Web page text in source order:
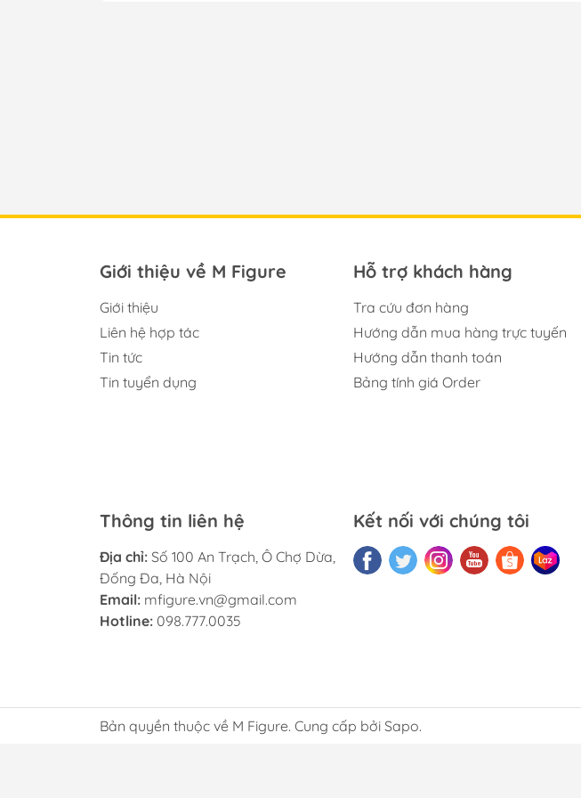
Giới thiệu về M Figure
Giới thiệu
Liên hệ hợp tác
Tin tức
Tin tuyển dụng
Hỗ trợ khách hàng
Tra cứu đơn hàng
Hướng dẫn mua hàng trực tuyến
Hướng dẫn thanh toán
Bảng tính giá Order
Thông tin liên hệ
Địa chỉ: Số 100 An Trạch, Ô Chợ Dừa,
Đống Đa, Hà Nội
Email: mfigure.vn@gmail.com
Hotline: 098.777.0035
Kết nối với chúng tôi
Bản quyền thuộc về M Figure. Cung cấp bởi Sapo.